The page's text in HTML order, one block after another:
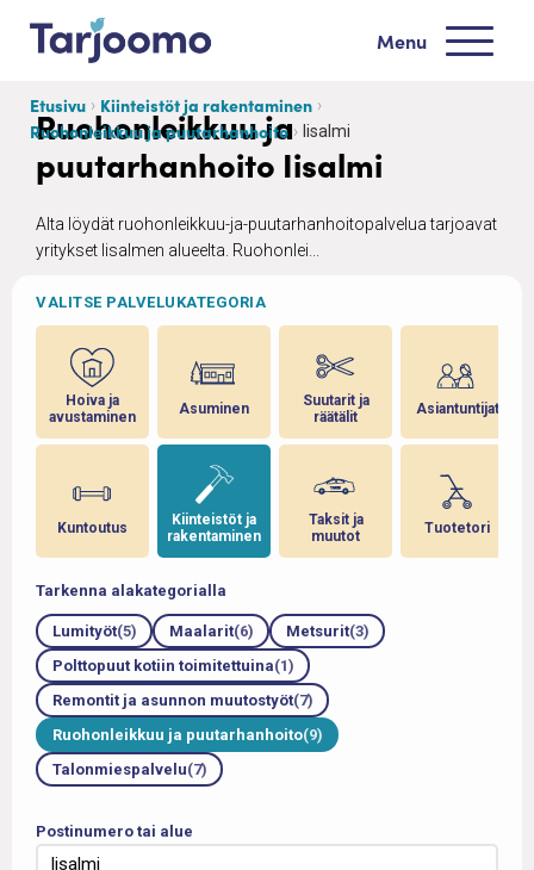
Siirry sisältöön
Menu
Etusivu
Kiinteistöt ja rakentaminen
Ruohonleikkuu ja puutarhanhoito
Iisalmi
Ruohonleikkuu ja
puutarhanhoito Iisalmi
Alta löydät ruohonleikkuu-ja-puutarhanhoitopalvelua tarjoavat
yritykset Iisalmen alueelta. Ruohonlei...
VALITSE PALVELUKATEGORIA
Hoiva ja
avustaminen
Kuntoutus
Asuminen
Kiinteistöt ja
rakentaminen
Suutarit ja
räätälit
Taksit ja
muutot
Asiantuntijat
Tuotetori
Tarkenna alakategorialla
Lumityöt(5) Maalarit(6) Metsurit(3)
Polttopuut kotiin toimitettuina(1)
Remontit ja asunnon muutostyöt(7)
Ruohonleikkuu ja puutarhanhoito(9)
Talonmiespalvelu(7)
Postinumero tai alue